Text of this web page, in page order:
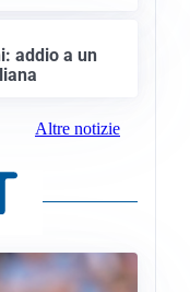
addio a un
Altre notizie